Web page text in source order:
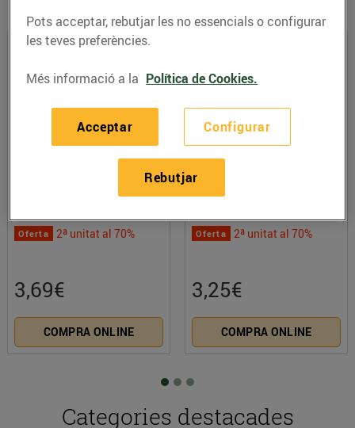
Productes recomanats
GAROFALO Mezzelune farcit
Oferta 2ª unitat al 70%
3,25€
COMPRA ONLINE
INFINIT Vi negre ecològic DO
Oferta 2ª unitat al 70%
7,95€
COMPRA ONLINE
Categories destacades
Pots acceptar, rebutjar les no essencials o configurar
les teves preferències.
Més informació a la Política de Cookies.
Configurar
Rebutjar
Acceptar